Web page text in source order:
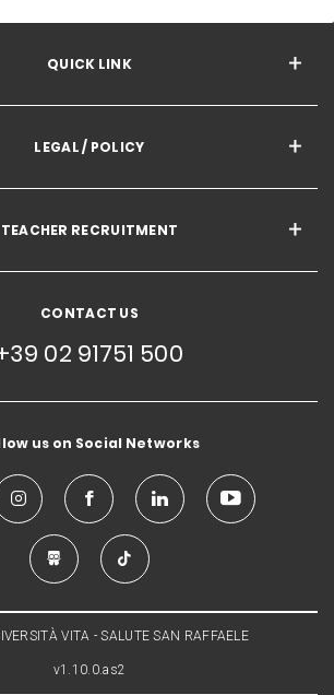
QUICK LINK
LEGAL / POLICY
TEACHER RECRUITMENT
CONTACT US
02 91751 500
us on Social Networks
VITA - SALUTE SAN RAFFAELE
v1.10.0.as2